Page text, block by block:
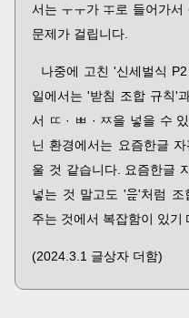
서는 ㅜㅜ가 ᅟᆍ로 들어가
문제가 걸립니다.
나중에 고친 '신세벌식
일에서는 '받침 조합 규칙'
서 ㄸ · ㅃ · ㅉ을 넣을 수
닌 환경에서는 요즘한글
울 것 같습니다. 요즘한글
넣는 것 말고도 '으ퟍ'처럼
주는 것에서 복잡함이 있기
(2024.3.1 글상자 더함)